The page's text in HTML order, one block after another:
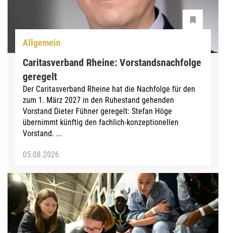
Allgemein
Caritasverband Rheine: Vorstandsnachfolge
geregelt
Der Caritasverband Rheine hat die Nachfolge für den
zum 1. März 2027 in den Ruhestand gehenden
Vorstand Dieter Fühner geregelt: Stefan Höge
übernimmt künftig den fachlich-konzeptionellen
Vorstand. ...
05.08.2026